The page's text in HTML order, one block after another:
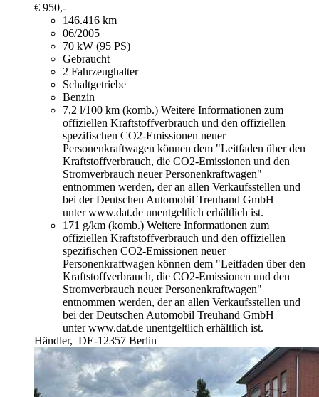
€ 950,-
146.416 km
06/2005
70 kW (95 PS)
Gebraucht
2 Fahrzeughalter
Schaltgetriebe
Benzin
7,2 l/100 km (komb.) Weitere Informationen zum
offiziellen Kraftstoffverbrauch und den offiziellen
spezifischen CO2-Emissionen neuer
Personenkraftwagen können dem "Leitfaden über den
Kraftstoffverbrauch, die CO2-Emissionen und den
Stromverbrauch neuer Personenkraftwagen"
entnommen werden, der an allen Verkaufsstellen und
bei der Deutschen Automobil Treuhand GmbH
unter www.dat.de unentgeltlich erhältlich ist.
171 g/km (komb.) Weitere Informationen zum
offiziellen Kraftstoffverbrauch und den offiziellen
spezifischen CO2-Emissionen neuer
Personenkraftwagen können dem "Leitfaden über den
Kraftstoffverbrauch, die CO2-Emissionen und den
Stromverbrauch neuer Personenkraftwagen"
entnommen werden, der an allen Verkaufsstellen und
bei der Deutschen Automobil Treuhand GmbH
unter www.dat.de unentgeltlich erhältlich ist.
Händler, DE-12357 Berlin